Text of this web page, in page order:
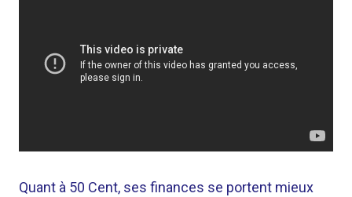
Quant à 50 Cent, ses finances se portent mieux